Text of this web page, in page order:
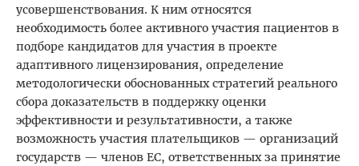
усовершенствования. К ним относятся
необходимость более активного участия пациентов в
подборе кандидатов для участия в проекте
адаптивного лицензирования, определение
методологически обоснованных стратегий реального
сбора доказательств в поддержку оценки
эффективности и результативности, а также
возможность участия плательщиков — организаций
государств — членов ЕС, ответственных за принятие